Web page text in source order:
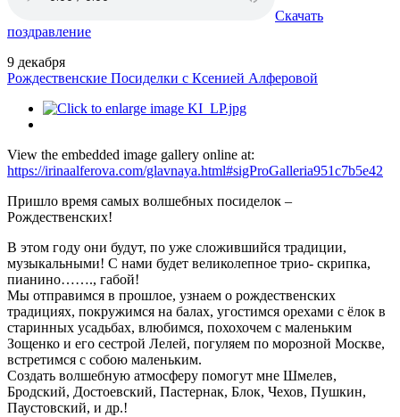
Скачать
поздравление
9 декабря
Рождественские Посиделки с Ксенией Алферовой
View the embedded image gallery online at:
https://irinaalferova.com/glavnaya.html#sigProGalleria951c7b5e42
Пришло время самых волшебных посиделок –
Рождественских!
В этом году они будут, по уже сложившийся традиции,
музыкальными! С нами будет великолепное трио- скрипка,
пианино……., габой!
Мы отправимся в прошлое, узнаем о рождественских
традициях, покружимся на балах, угостимся орехами с ёлок в
старинных усадьбах, влюбимся, похохочем с маленьким
Зощенко и его сестрой Лелей, погуляем по морозной Москве,
встретимся с собою маленьким.
Создать волшебную атмосферу помогут мне Шмелев,
Бродский, Достоевский, Пастернак, Блок, Чехов, Пушкин,
Паустовский, и др.!